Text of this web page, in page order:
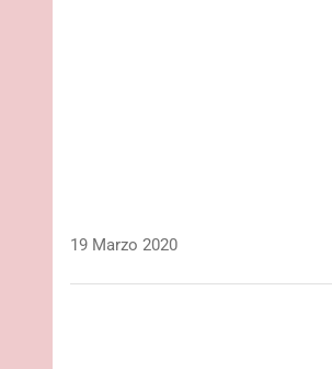
19 Marzo 2020